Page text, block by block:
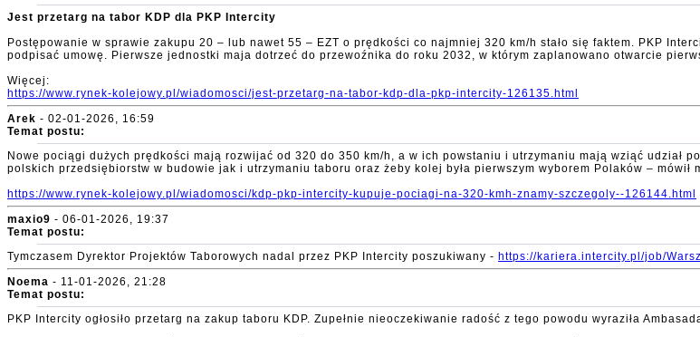
Jest przetarg na tabor KDP dla PKP Intercity
Postępowanie w sprawie zakupu 20 – lub nawet 55 – EZT o prędkości co najmniej 320 km/h stało się faktem. PKP
podpisać umowę. Pierwsze jednostki maja dotrzeć do przewoźnika do roku 2032, w którym zaplanowano otwarcie
Więcej:
https://www.rynek-kolejowy.pl/wiadomosci/jest-przetarg-na-tabor-kdp-dla-pkp-intercity-126135.html
Arek - 02-01-2026, 16:59
Temat postu:
Nowe pociągi dużych prędkości mają rozwijać od 320 do 350 km/h, a w ich powstaniu i utrzymaniu mają wziąć udział
polskich przedsiębiorstw w budowie jak i utrzymaniu taboru oraz żeby kolej była pierwszym wyborem Polaków –
https://www.rynek-kolejowy.pl/wiadomosci/kdp-pkp-intercity-kupuje-pociagi-na-320-kmh-znamy-szczegoly--126144.html
maxio9 - 06-01-2026, 19:37
Temat postu:
Tymczasem Dyrektor Projektów Taborowych nadal przez PKP Intercity poszukiwany - https://kariera.intercity.pl/job/
Noema - 11-01-2026, 21:28
Temat postu:
PKP Intercity ogłosiło przetarg na zakup taboru KDP. Zupełnie nieoczekiwanie radość z tego powodu wyraziła